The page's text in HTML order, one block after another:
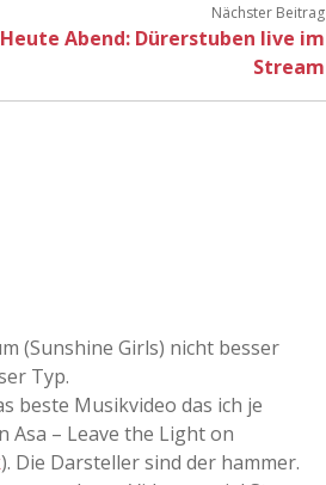
Nächster Beitrag
Heute Abend: Dürerstuben live im
Stream
(Sunshine Girls) nicht besser
Typ.
beste Musikvideo das ich je
Asa – Leave the Light on
). Die Darsteller sind der hammer.